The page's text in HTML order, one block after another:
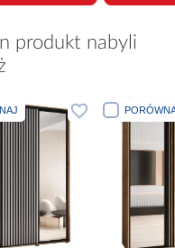
produkt nabyli